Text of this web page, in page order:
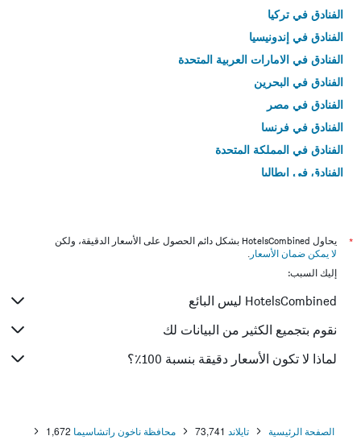
الفنادق في تركيا
الفنادق في إندونيسيا
الفنادق في الامارات العربية المتحدة
الفنادق في البحرين
الفنادق في مصر
الفنادق في فرنسا
الفنادق في المملكة المتحدة
الفنادق في إيطاليا
*
يحاول HotelsCombined بشكل دائم الحصول على الأسعار الدقيقة، ولكن
لا يمكن ضمان الأسعار .
إليك السبب:
HotelsCombined ليس البائع
نقوم بتجميع الكثير من البيانات لك
لماذا لا تكون الأسعار دقيقة بنسبة 100٪؟
الصفحة الرئيسية تايلاند 73,741 محافظة ناخون راتشاسيما 1,672